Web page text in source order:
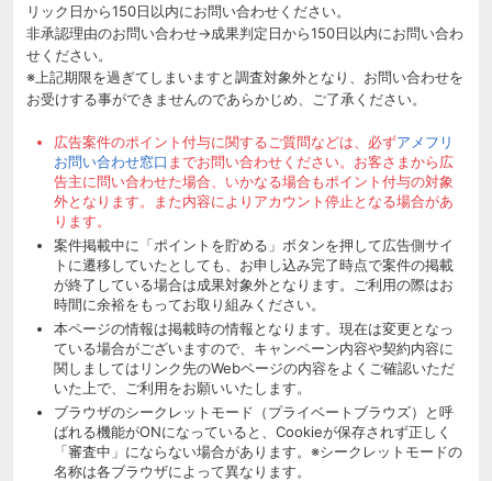
リック日から150日以内にお問い合わせください。
非承認理由のお問い合わせ→成果判定日から150日以内にお問い合わ
せください。
※上記期限を過ぎてしまいますと調査対象外となり、お問い合わせを
お受けする事ができませんのであらかじめ、ご了承ください。
広告案件のポイント付与に関するご質問などは、必ずアメフリ
お問い合わせ窓口 までお問い合わせください。お客さまから広
告主に問い合わせた場合、いかなる場合もポイント付与の対象
外となります。また内容によりアカウント停止となる場合があ
ります。
案件掲載中に「ポイントを貯める」ボタンを押して広告側サイ
トに遷移していたとしても、お申し込み完了時点で案件の掲載
が終了している場合は成果対象外となります。ご利用の際はお
時間に余裕をもってお取り組みください。
本ページの情報は掲載時の情報となります。現在は変更となっ
ている場合がございますので、キャンペーン内容や契約内容に
関しましてはリンク先のWebページの内容をよくご確認いただ
いた上で、ご利用をお願いいたします。
ブラウザのシークレットモード（プライベートブラウズ）と呼
ばれる機能がONになっていると、Cookieが保存されず正しく
「審査中」にならない場合があります。※シークレットモードの
名称は各ブラウザによって異なります。